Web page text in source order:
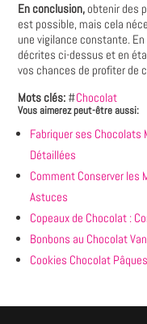
En conclusion, obtenir des
est possible, mais cela
une vigilance constante.
décrites ci-dessus et en
vos chances de profiter de
Mots clés: #Chocolat
Vous aimerez peut-être aussi:
Fabriquer ses Chocolats
Détaillées
Comment Conserver les
Astuces
Copeaux de Chocolat :
Bonbons au Chocolat
Cookies Chocolat